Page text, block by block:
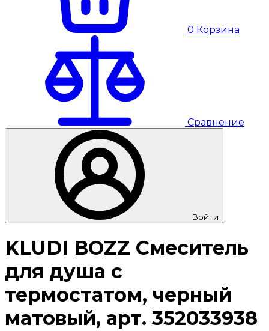
0 Корзина
Сравнение
Войти
KLUDI BOZZ Смеситель
для душа с
термостатом, черный
матовый, арт. 352033938